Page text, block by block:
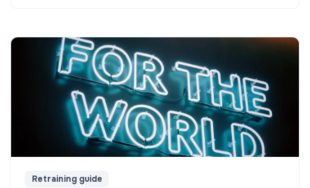
Retraining guide